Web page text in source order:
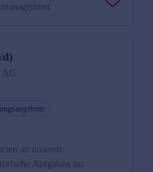
d)
AG
an unseren
Aufgaben im